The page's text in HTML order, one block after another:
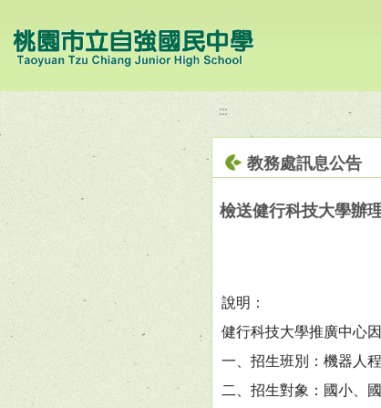
:::
教務處訊息公告
檢送健行科技大學辦
說明：
健行科技大學推廣中心
一、招生班別：機器人
二、招生對象：國小、